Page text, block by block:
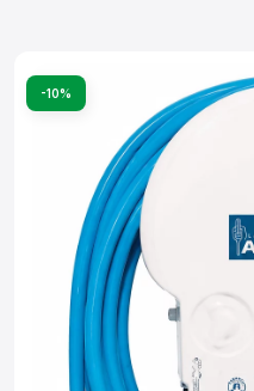
-10%